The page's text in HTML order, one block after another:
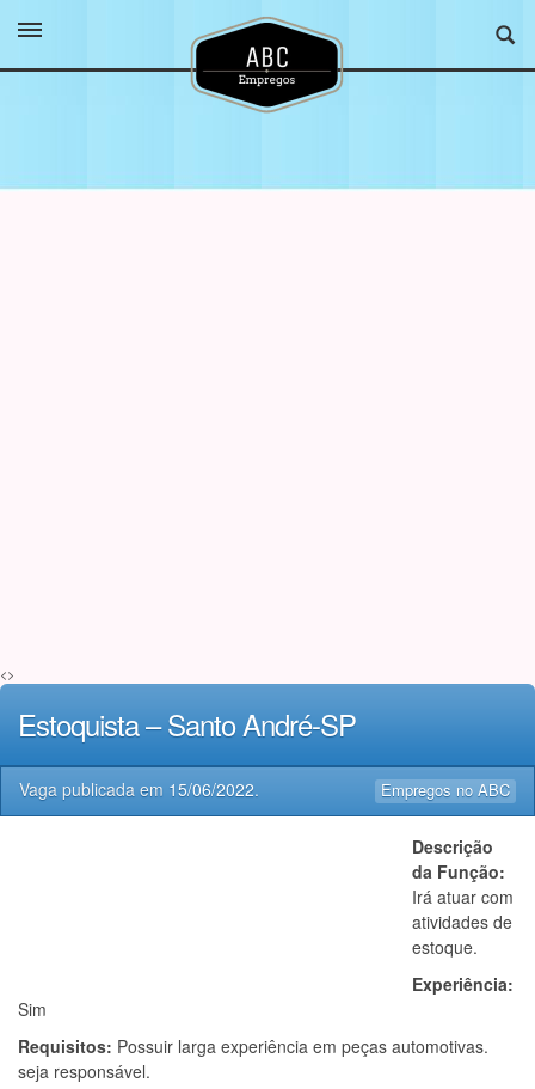
<>
Estoquista – Santo André-SP
Empregos no ABC
Vaga publicada em 15/06/2022.
Descrição
da Função:
Irá atuar com
atividades de
estoque.
Experiência:
Sim
Requisitos: Possuir larga experiência em peças automotivas.
seja responsável.